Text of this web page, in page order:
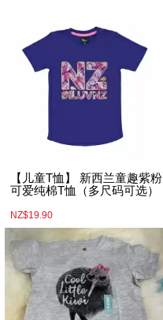
【儿童T恤】 新西兰童趣紫粉
可爱纯棉T恤（多尺码可选）
NZ$19.90